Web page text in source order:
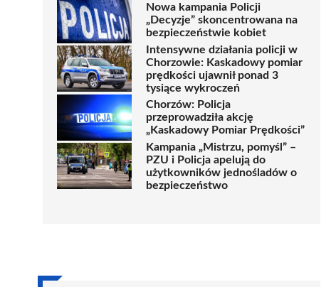
Nowa kampania Policji
„Decyzje” skoncentrowana na
bezpieczeństwie kobiet
Intensywne działania policji w
Chorzowie: Kaskadowy pomiar
prędkości ujawnił ponad 3
tysiące wykroczeń
Chorzów: Policja
przeprowadziła akcję
„Kaskadowy Pomiar Prędkości”
Kampania „Mistrzu, pomyśl” –
PZU i Policja apelują do
użytkowników jednośladów o
bezpieczeństwo